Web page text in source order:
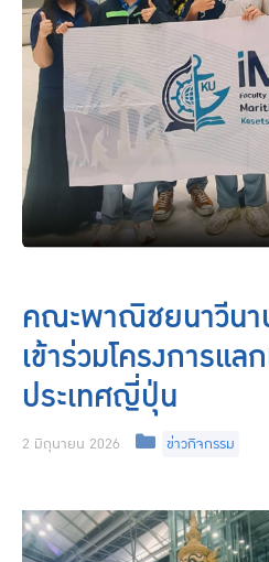
คณะพาณิชยนาวีนา
เข้าร่วมโครงการแ
ประเทศญี่ปุ่น
2 มิถุนายน 2026 Categories
ข่าวกิจกรรม